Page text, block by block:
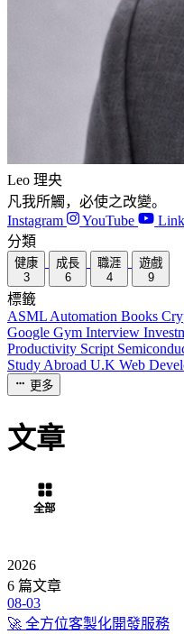
Leo 理央
凡我所觸，必使之改變。
Instagram
YouTube
分類
健康
3
成長
6
職涯
4
遊戲
9
標籤
ASML Automation Books
Google Gym Interview
Productivity Script
Study Abroad U.K Web
更多
文章
全部
2026
6 篇文章
08-03
🚀 全方位客製化開發服務